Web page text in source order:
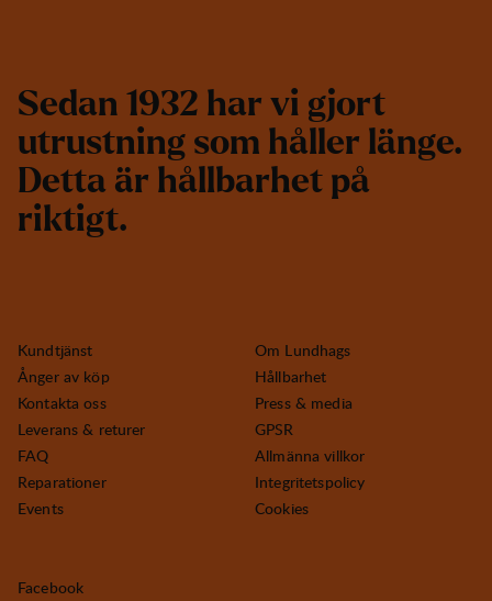
Sedan 1932 har vi gjort
utrustning som håller länge.
Detta är hållbarhet på
riktigt.
Kundtjänst
Ånger av köp
Kontakta oss
Leverans & returer
FAQ
Reparationer
Events
Om Lundhags
Hållbarhet
Press & media
GPSR
Allmänna villkor
Integritetspolicy
Cookies
Facebook